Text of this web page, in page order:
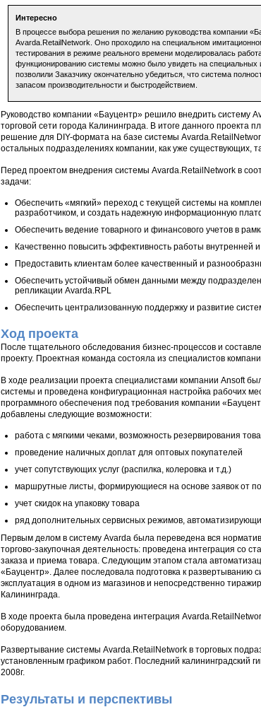
Интересно
В процессе выбора решения по желанию руководства компании
Avarda.RetailNetwork. Оно проходило на специальном
тестирования в режиме реального времени моделировалась
функционированию системы можно было увидеть на специальных
позволили Заказчику окончательно убедиться, что система
запасом производительности и быстродействием.
Руководство компании «Бауцентр» решило внедрить систему
торговой сети города Калининграда. В итоге данного проекта
решение для DIY-формата на базе системы
остальных подразделениях компании, как уже существующих,
Перед проектом внедрения системы Avarda.RetailNetwork в
задачи:
Обеспечить «мягкий» переход с текущей системы на
разработчиком, и создать надежную информационную
Обеспечить ведение товарного и финансового учетов в
Качественно повысить эффективность работы внутренней
Предоставить клиентам более качественный и
Обеспечить устойчивый обмен данными между
репликации Avarda.RPL
Обеспечить централизованную поддержку и развитие
Ход проекта
После тщательного обследования бизнес-процессов и
проекту. Проектная команда состояла из специалистов
В ходе реализации проекта специалистами компании Ansoft
системы и проведена конфигурационная настройка рабочих
программного обеспечения под требования компании
добавлены следующие возможности:
работа с мягкими чеками, возможность резервирования
проведение наличных доплат для оптовых покупателей
учет сопутствующих услуг (распилка, колеровка и т.д.)
маршрутные листы, формирующиеся на основе заявок от
учет скидок на упаковку товара
ряд дополнительных сервисных режимов,
Первым делом в систему Avarda была переведена вся
торгово-закупочная деятельность: проведена интеграция со
заказа и приема товара. Следующим этапом стала
«Бауцентр». Далее последовала подготовка к
эксплуатация в одном из магазинов и непосредственно
Калининграда.
В ходе проекта была проведена интеграция
оборудованием.
Развертывание системы Avarda.RetailNetwork в торговых
установленным графиком работ. Последний калининградский
2008г.
Результаты и перспективы